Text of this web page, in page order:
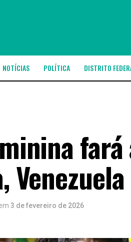
NOTÍCIAS POLÍTICA DISTRITO
3 de fevereiro de 2026